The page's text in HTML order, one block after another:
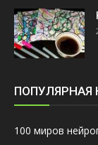
ПОПУЛЯРНАЯ
100 миров